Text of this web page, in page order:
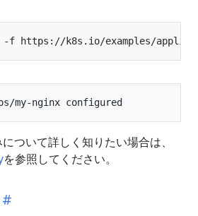
ついて詳しく知りたい場合は、
を参照してください。